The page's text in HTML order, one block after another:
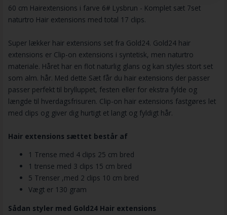
60 cm Hairextensions i farve 6# Lysbrun - Komplet sæt 7set
naturtro Hair extensions med total 17 clips.
Super lækker hair extensions set fra Gold24. Gold24 hair
extensions er Clip-on extensions i syntetisk, men naturtro
materiale. Håret har en flot naturlig glans og kan styles stort set
som alm. hår. Med dette Sæt får du hair extensions der passer
passer perfekt til brylluppet, festen eller for ekstra fylde og
længde til hverdagsfrisuren. Clip-on hair extensions fastgøres let
med clips og giver dig hurtigt et langt og fyldigt hår.
Hair extensions sættet består af
1 Trense med 4 clips 25 cm bred
1 trense med 3 clips 15 cm bred
5 Trenser ,med 2 clips 10 cm bred
Vægt er 130 gram
Sådan styler med Gold24 Hair extensions